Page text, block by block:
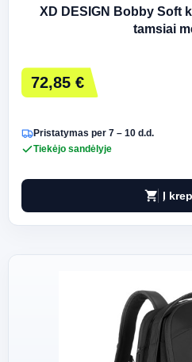
XD DESIGN Bobby Soft
tamsiai
72,85 €
Pristatymas per 7 – 10 d.d.
Tiekėjo sandėlyje
shopping_cart Į